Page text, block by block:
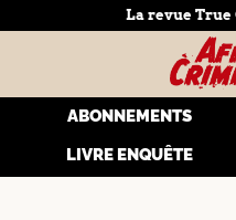
La revue True
ABONNEMENTS
LIVRE ENQUÊTE